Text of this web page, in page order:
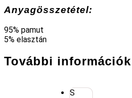
Anyagösszetétel:
95% pamut
5% elasztán
További információk
S